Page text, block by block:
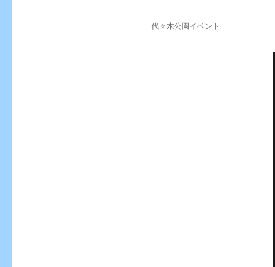
投
カ
代々木公園イベント